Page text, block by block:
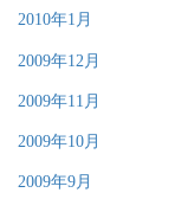
2010年1月
2009年12月
2009年11月
2009年10月
2009年9月